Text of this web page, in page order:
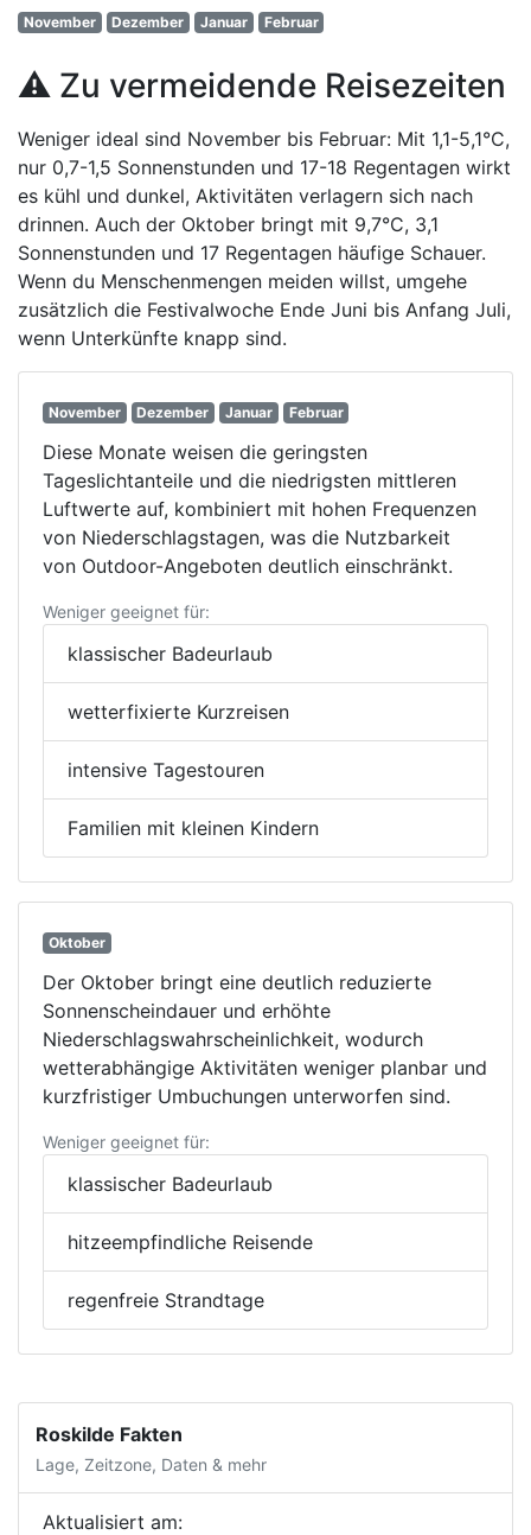
November Dezember Januar Februar
⚠️ Zu vermeidende Reisezeiten
Weniger ideal sind November bis Februar: Mit 1,1-5,1°C,
nur 0,7-1,5 Sonnenstunden und 17-18 Regentagen wirkt
es kühl und dunkel, Aktivitäten verlagern sich nach
drinnen. Auch der Oktober bringt mit 9,7°C, 3,1
Sonnenstunden und 17 Regentagen häufige Schauer.
Wenn du Menschenmengen meiden willst, umgehe
zusätzlich die Festivalwoche Ende Juni bis Anfang Juli,
wenn Unterkünfte knapp sind.
November Dezember Januar Februar
Diese Monate weisen die geringsten
Tageslichtanteile und die niedrigsten mittleren
Luftwerte auf, kombiniert mit hohen Frequenzen
von Niederschlagstagen, was die Nutzbarkeit
von Outdoor-Angeboten deutlich einschränkt.
Weniger geeignet für:
klassischer Badeurlaub
wetterfixierte Kurzreisen
intensive Tagestouren
Familien mit kleinen Kindern
Oktober
Der Oktober bringt eine deutlich reduzierte
Sonnenscheindauer und erhöhte
Niederschlagswahrscheinlichkeit, wodurch
wetterabhängige Aktivitäten weniger planbar und
kurzfristiger Umbuchungen unterworfen sind.
Weniger geeignet für:
klassischer Badeurlaub
hitzeempfindliche Reisende
regenfreie Strandtage
Roskilde Fakten
Lage, Zeitzone, Daten & mehr
Aktualisiert am: